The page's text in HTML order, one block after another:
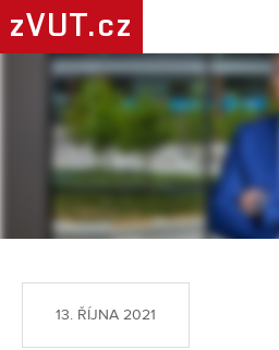
zVUT.cz
LIDÉ
13. ŘÍJNA 2021